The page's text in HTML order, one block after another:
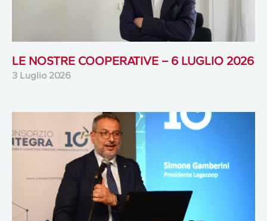
LE NOSTRE COOPERATIVE – 6 LUGLIO 2026
3 Luglio 2026